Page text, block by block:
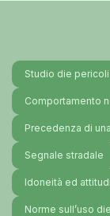
Studio die pericoli
Comportamento
Precedenza di
Segnale stradale
Idoneità ed
Norme sull’uso